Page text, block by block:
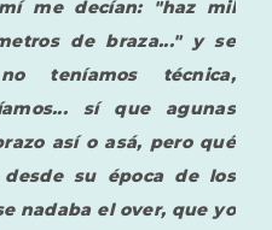
me decían: "haz mil
de braza..." y se
teníamos técnica,
sí que agunas
así o asá, pero qué
su época de los
nadaba el over, que yo